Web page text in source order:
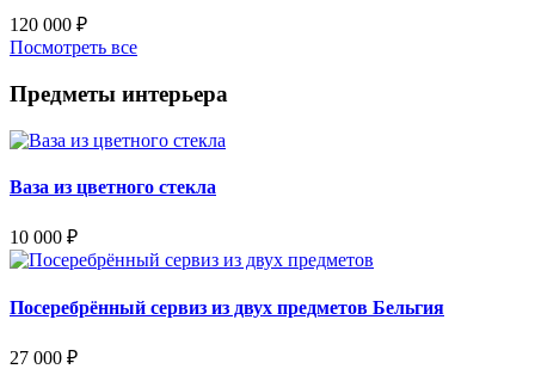
120 000 ₽
Посмотреть все
Предметы интерьера
Ваза из цветного стекла
10 000 ₽
Посеребрённый сервиз из двух предметов Бельгия
27 000 ₽